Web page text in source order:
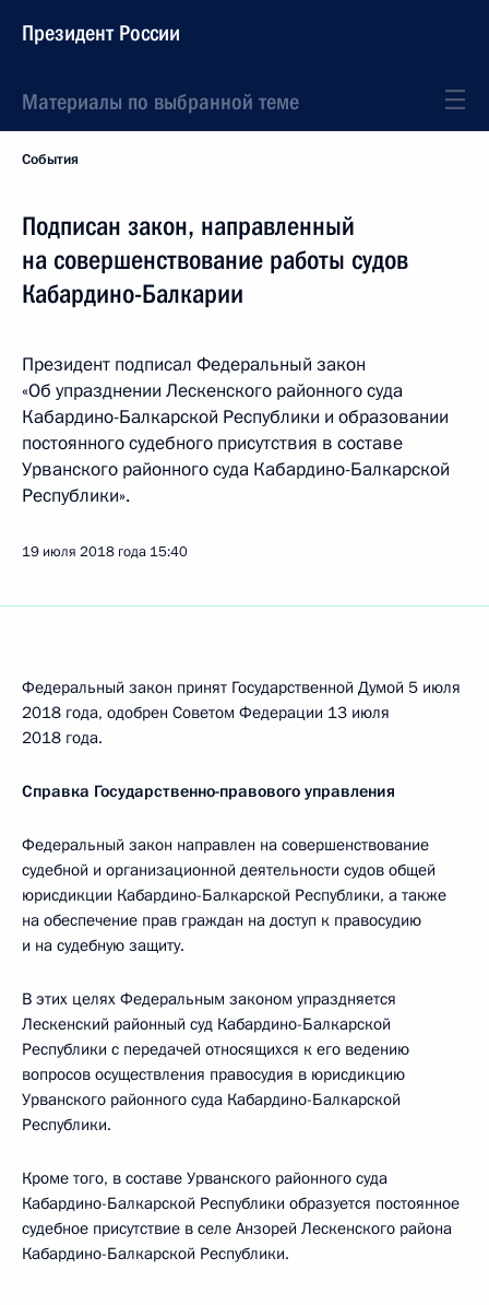
Президент России
Материалы по выбранной теме
События
Подписан закон, направленный
на совершенствование работы судов
Кабардино-Балкарии
Президент подписал Федеральный закон
«Об упразднении Лескенского районного суда
Кабардино-Балкарской Республики и образовании
постоянного судебного присутствия в составе
Урванского районного суда Кабардино-Балкарской
Республики».
19 июля 2018 года 15:40
Федеральный закон принят Государственной Думой 5 июля
2018 года, одобрен Советом Федерации 13 июля
2018 года.
Справка Государственно-правового управления
Федеральный закон направлен на совершенствование
судебной и организационной деятельности судов общей
юрисдикции Кабардино-Балкарской Республики, а также
на обеспечение прав граждан на доступ к правосудию
и на судебную защиту.
В этих целях Федеральным законом упраздняется
Лескенский районный суд Кабардино-Балкарской
Республики с передачей относящихся к его ведению
вопросов осуществления правосудия в юрисдикцию
Урванского районного суда Кабардино-Балкарской
Республики.
Кроме того, в составе Урванского районного суда
Кабардино-Балкарской Республики образуется постоянное
судебное присутствие в селе Анзорей Лескенского района
Кабардино-Балкарской Республики.